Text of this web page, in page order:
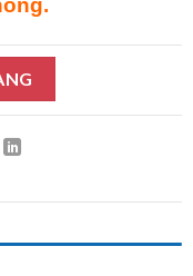
xám 18L số lượng